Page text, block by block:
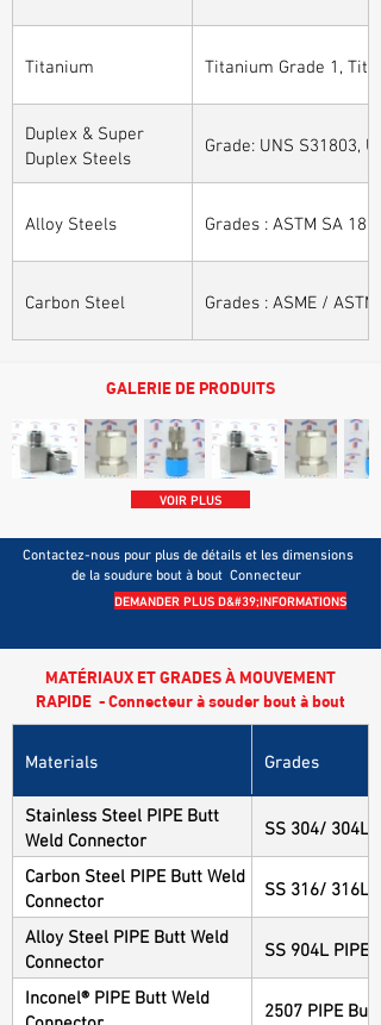
Titanium Titanium Grade 1,
Duplex & Super
Duplex Steels
Grade: UNS S31803,
Alloy Steels Grades : ASTM SA
Carbon Steel Grades : ASME /
GALERIE DE PRODUITS
VOIR PLUS
Contactez-nous pour plus de détails et les dimensions
de la soudure bout à bout Connecteur
DEMANDER PLUS D&#39;INFORMATIONS
MATÉRIAUX ET GRADES À MOUVEMENT
RAPIDE - Connecteur à souder bout à bout
Materials Grades
Stainless Steel PIPE Butt
Weld Connector
SS 304/ 304L
Carbon Steel PIPE Butt Weld
Connector
SS 316/ 316L
Alloy Steel PIPE Butt Weld
Connector
SS 904L PIPE
Inconel® PIPE Butt Weld
2507 PIPE